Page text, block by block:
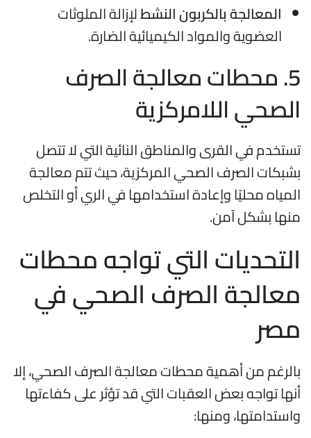
المعالجة بالكربون النشطلإزالة الملوثات
العضوية والمواد الكيميائية الضارة.
5. محطات معالجة الصرف
الصحي اللامركزية
تستخدم في القرى والمناطق النائية التي لا تتصل
بشبكات الصرف الصحي المركزية، حيث تتم معالجة
المياه محليًا وإعادة استخدامها في الري أو التخلص
منها بشكل آمن.
التحديات التي تواجه محطات
معالجة الصرف الصحي في
مصر
بالرغم من أهمية محطات معالجة الصرف الصحي، إلا
أنها تواجه بعض العقبات التي قد تؤثر على كفاءتها
واستدامتها، ومنها: